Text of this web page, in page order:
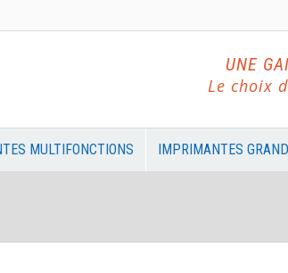
UNE
Le choix
MULTIFONCTIONS IMPRIMANTES